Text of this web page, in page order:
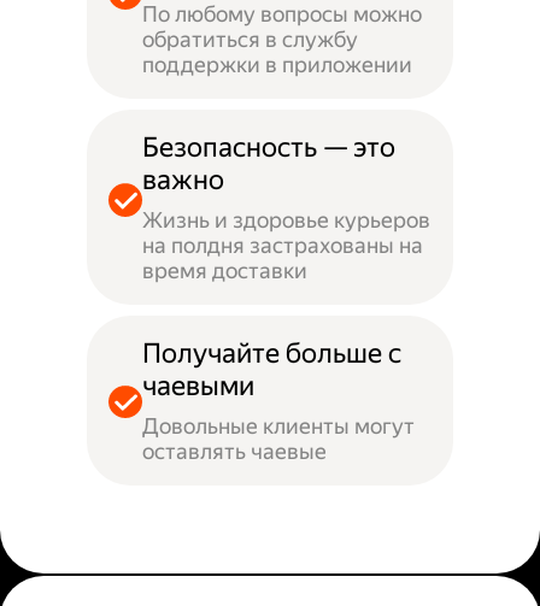
По любому вопросы можно
обратиться в службу
поддержки в приложении
Безопасность — это
важно
Жизнь и здоровье курьеров
на полдня застрахованы на
время доставки
Получайте больше с
чаевыми
Довольные клиенты могут
оставлять чаевые